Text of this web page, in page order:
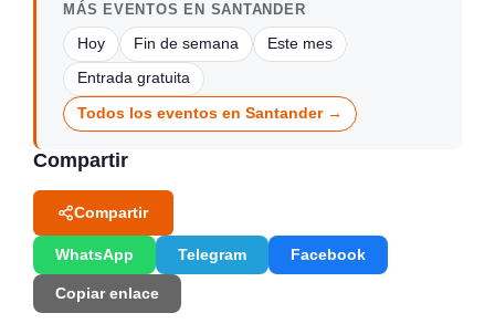
MÁS EVENTOS EN SANTANDER
Hoy Fin de semana Este mes
Entrada gratuita
Todos los eventos en Santander →
Compartir
Compartir
WhatsApp Telegram Facebook
Copiar enlace